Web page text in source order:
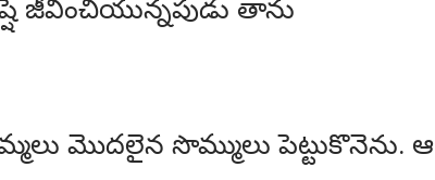
జీవించియున్నపుడు తాను
మొదలైన సొమ్ములు పెట్టుకొనెను. ఆ